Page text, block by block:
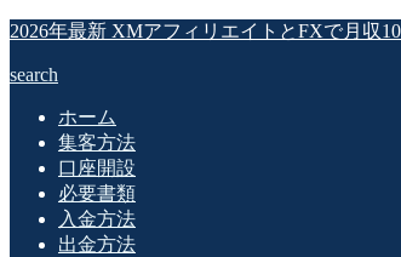
2026年最新 XMアフィリエイトとFXで月収
search
ホーム
集客方法
口座開設
必要書類
入金方法
出金方法